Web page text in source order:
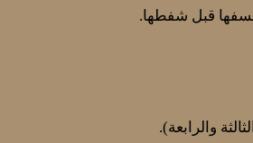
قبل شفطها.
والرابعة).